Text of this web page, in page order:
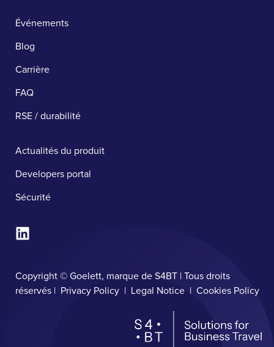
Événements
Blog
Carrière
FAQ
RSE / durabilité
Actualités du produit
Developers portal
Sécurité ​
Copyright © Goelett, marque de S4BT | Tous droits
réservés |
Privacy Policy Legal Notice Cookies Policy